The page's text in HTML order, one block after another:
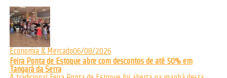
Economia & Mercado06/08/2026
Feira Ponta de Estoque abre com descontos de até 50% em
Tangará da Serra